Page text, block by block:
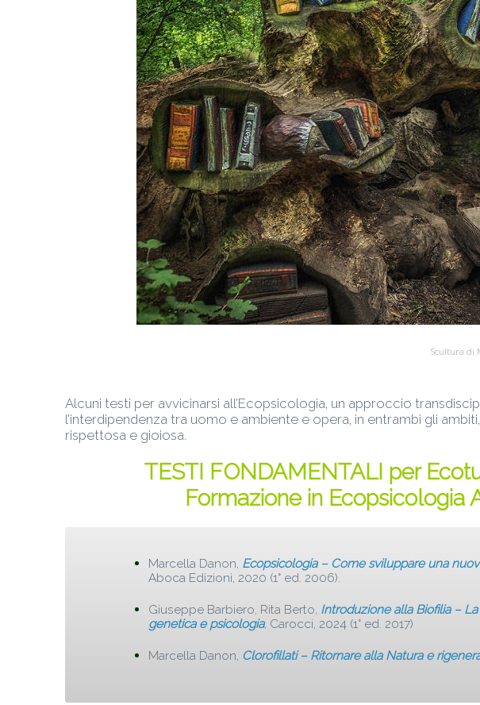
Scultura di
Alcuni testi per avvicinarsi all’Ecopsicologia, un approccio
l’interdipendenza tra uomo e ambiente e opera, in entrambi gli
rispettosa e gioiosa.
TESTI FONDAMENTALI per
Formazione in Ecopsicologia
Marcella Danon, Ecopsicologia – Come sviluppare una
Aboca Edizioni, 2020 (1° ed. 2006).
Giuseppe Barbiero, Rita Berto, Introduzione alla Biofilia –
genetica e psicologia, Carocci, 2024 (1° ed. 2017)
Marcella Danon, Clorofillati – Ritornare alla Natura e